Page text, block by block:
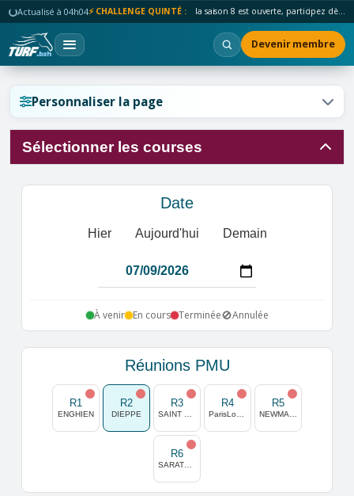
Actualisé à 04h04⚡ CHALLENGE QUINTÉ : la saison 8 est ouverte, participez dès maintenant !
Devenir membre
Personnaliser la page
Sélectionner les courses
Date
Hier Aujourd'hui Demain
À venir En cours Terminée🚫Annulée
Réunions PMU
R1
ENGHIEN
R2
DIEPPE
R3 R4 R5
R6
Réinitialiser l'affichage ?
Réinitialiser